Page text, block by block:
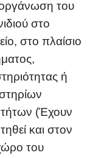
του
στο
στο πλαίσιο
ή
(Έχουν
και στον
του